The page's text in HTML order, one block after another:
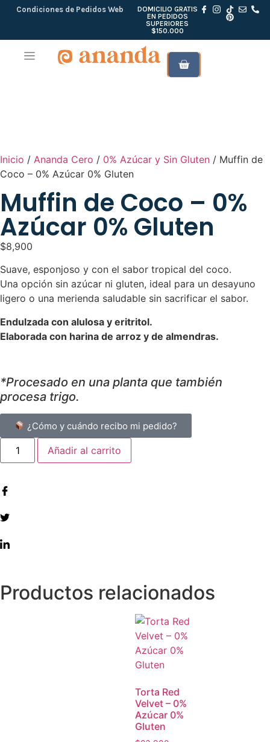
Condiciones de Pedidos Web
DOMICILIO GRATIS
EN PEDIDOS
SUPERIORES
$150.000
Inicio / Ananda Cero / 0% Azúcar y Sin Gluten / Muffin de
Coco – 0% Azúcar 0% Gluten
Muffin de Coco – 0%
Azúcar 0% Gluten
$8,900
Suave, esponjoso y con el sabor tropical del coco.
Una opción sin azúcar ni gluten, ideal para un desayuno
ligero o una merienda saludable sin sacrificar el sabor.
Endulzada con alulosa y eritritol.
Elaborada con harina de arroz y de almendras.
*Procesado en una planta que también
procesa trigo.
¿Cómo y cuándo recibo mi pedido?
Añadir al carrito
Productos relacionados
Torta Red
Velvet – 0%
Azúcar 0%
Gluten